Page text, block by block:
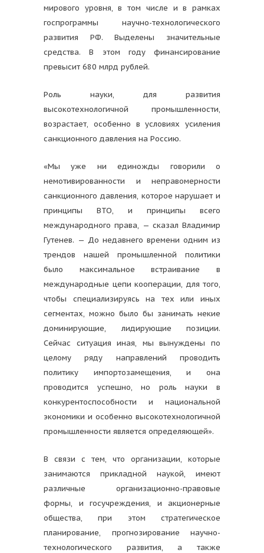
мирового уровня, в том числе и в рамках
госпрограммы научно-технологического
развития РФ. Выделены значительные
средства. В этом году финансирование
превысит 680 млрд рублей.
Роль науки, для развития
высокотехнологичной промышленности,
возрастает, особенно в условиях усиления
санкционного давления на Россию.
«Мы уже ни единожды говорили о
немотивированности и неправомерности
санкционного давления, которое нарушает и
принципы ВТО, и принципы всего
международного права, — сказал Владимир
Гутенев. — До недавнего времени одним из
трендов нашей промышленной политики
было максимальное встраивание в
международные цепи кооперации, для того,
чтобы специализируясь на тех или иных
сегментах, можно было бы занимать некие
доминирующие, лидирующие позиции.
Сейчас ситуация иная, мы вынуждены по
целому ряду направлений проводить
политику импортозамещения, и она
проводится успешно, но роль науки в
конкурентоспособности и национальной
экономики и особенно высокотехнологичной
промышленности является определяющей».
В связи с тем, что организации, которые
занимаются прикладной наукой, имеют
различные организационно-правовые
формы, и госучреждения, и акционерные
общества, при этом стратегическое
планирование, прогнозирование научно-
технологического развития, а также